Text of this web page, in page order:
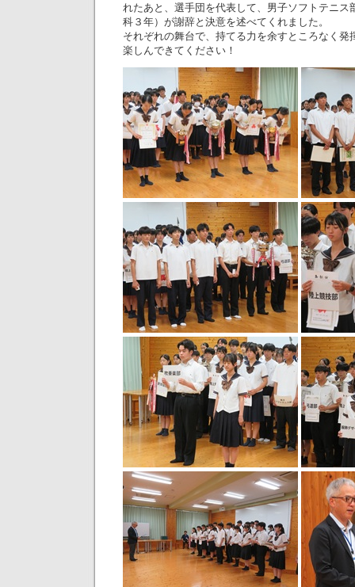
れたあと、選手団を代表して、男子ソフトテニス
科３年）が謝辞と決意を述べてくれました。
それぞれの舞台で、持てる力を余すところなく発
楽しんできてください！